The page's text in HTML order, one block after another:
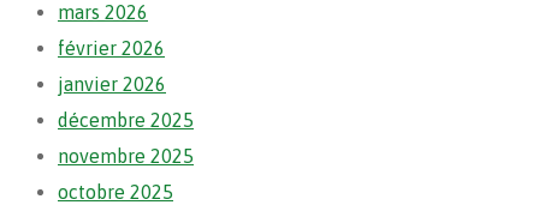
mars 2026
février 2026
janvier 2026
décembre 2025
novembre 2025
octobre 2025